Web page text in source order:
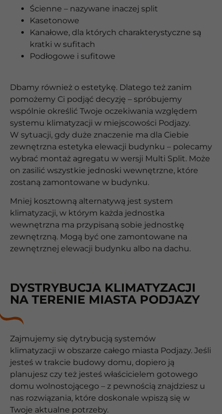
Ścienne – nazywane inaczej split
Kasetonowe
Kanałowe, dla których charakterystyczne są
kratki w sufitach
Podłogowe i sufitowe
Dbamy również o estetykę. Dlatego też zanim
pomożemy Ci podjąć decyzję – spróbujemy
wspólnie określić Twoje oczekiwania względem
systemu klimatyzacji w miejscowości Podjazy.
W sytuacji, gdy duże znaczenie ma dla Ciebie
zewnętrzna estetyka elewacji budynku – polecamy
wybrać montaż agregatu w wersji Multi Split. Może
on zasilić wszystkie jednoski wewnętrzne, które
zostaną zamontowane w budynku.
Mniej kosztowną alternatywą jest system
klimatyzacji, w którym każda jednostka
wewnętrzna ma przypisaną sobie jednostkę
zewnętrzną. Mogą być one zamontowane na
zewnętrznej elewacji budynku albo na dachu.
DYSTRYBUCJA KLIMATYZACJI
NA TERENIE MIASTA PODJAZY
Zajmujemy się dytrybucją systemów
klimatyzacji w obszarze całego miasta Podjazy. Jeśli
jesteś w trakcie budowy domu, dopiero ją
planujesz czy też jesteś właścicielem gotowego
domu wolnostojącego – z pewnością znajdziesz u
nas rozwiązania, które doskonale wpiszą się w
Twoje aktualne potrzeby.